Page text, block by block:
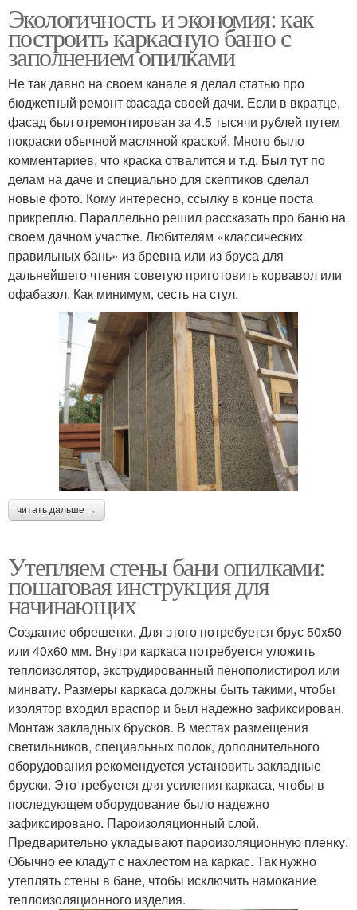
Экологичность и экономия: как
построить каркасную баню с
заполнением опилками
Не так давно на своем канале я делал статью про
бюджетный ремонт фасада своей дачи. Если в вкратце,
фасад был отремонтирован за 4.5 тысячи рублей путем
покраски обычной масляной краской. Много было
комментариев, что краска отвалится и т.д. Был тут по
делам на даче и специально для скептиков сделал
новые фото. Кому интересно, ссылку в конце поста
прикреплю. Параллельно решил рассказать про баню на
своем дачном участке. Любителям «классических
правильных бань» из бревна или из бруса для
дальнейшего чтения советую приготовить корвавол или
офабазол. Как минимум, сесть на стул.
читать дальше →
Утепляем стены бани опилками:
пошаговая инструкция для
начинающих
Создание обрешетки. Для этого потребуется брус 50х50
или 40х60 мм. Внутри каркаса потребуется уложить
теплоизолятор, экструдированный пенополистирол или
минвату. Размеры каркаса должны быть такими, чтобы
изолятор входил враспор и был надежно зафиксирован.
Монтаж закладных брусков. В местах размещения
светильников, специальных полок, дополнительного
оборудования рекомендуется установить закладные
бруски. Это требуется для усиления каркаса, чтобы в
последующем оборудование было надежно
зафиксировано. Пароизоляционный слой.
Предварительно укладывают пароизоляционную пленку.
Обычно ее кладут с нахлестом на каркас. Так нужно
утеплять стены в бане, чтобы исключить намокание
теплоизоляционного изделия.